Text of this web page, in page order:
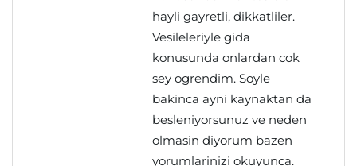
hayli gayretli, dikkatliler.
Vesileleriyle gida
konusunda onlardan cok
sey ogrendim. Soyle
bakinca ayni kaynaktan da
besleniyorsunuz ve neden
olmasin diyorum bazen
yorumlarinizi okuyunca.